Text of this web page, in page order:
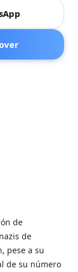
de
de
pese a su
de su número